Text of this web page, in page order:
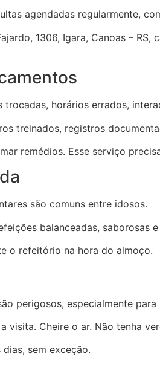
agendadas regularmente,
1306, Igara, Canoas –
horários errados,
treinados, registros
remédios. Esse serviço
são comuns entre idosos.
balanceadas, saborosas
o refeitório na hora do almoço.
perigosos, especialmente
visita. Cheire o ar. Não tenha
sem exceção.